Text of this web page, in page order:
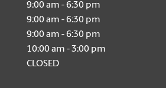
9:00 am - 6:30 pm
9:00 am - 6:30 pm
9:00 am - 6:30 pm
10:00 am - 3:00 pm
CLOSED